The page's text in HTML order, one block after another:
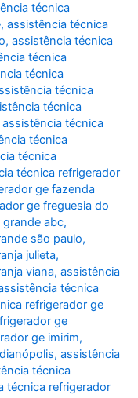
técnica
,assistência técnica
,assistência técnica
técnica
técnica
técnica
técnica
assistência técnica
técnica
técnica
técnica refrigerador
ge fazenda
ge freguesia do
grande abc,
são paulo,
julieta,
viana,assistência
técnica
refrigerador ge
ge
ge imirim,
,assistência
técnica
técnica refrigerador